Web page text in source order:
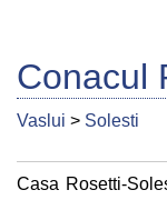
Conacul
Vaslui > Solesti
Casa Rosetti-